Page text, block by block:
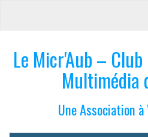
Le Micr'Aub –
Multimédia
Une Association